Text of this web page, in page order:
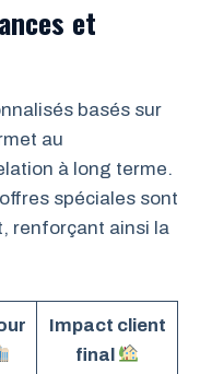
et
basés sur
au
à long terme.
spéciales sont
renforçant ainsi la
Impact client
final